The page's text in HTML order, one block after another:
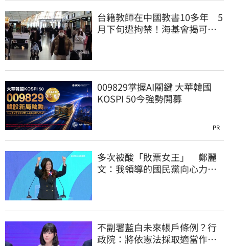
台籍教師在中國教書10多年 5
月下旬遭拘禁！海基會揭可能
009829掌握AI關鍵 大華韓國
KOSPI 50今強勢開募
PR
多次被酸「敗票女王」 鄭麗
文：我領導的國民黨向心力
不副署藍白未來帳戶條例？行
政院：將依憲法採取適當作